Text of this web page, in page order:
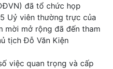
đã tổ chức họp
Uỷ viên thường trực của
mời mở rộng đã đến tham
tịch Đỗ Văn Kiện
việc quan trọng và cấp